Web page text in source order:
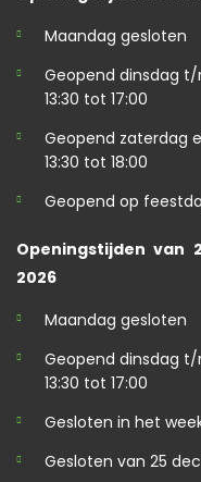
Maandag gesloten
Geopend dinsdag t/
13:30 tot 17:00
Geopend zaterdag
13:30 tot 18:00
Geopend op
Openingstijden van
2026
Maandag gesloten
Geopend dinsdag t/
13:30 tot 17:00
Gesloten in het
Gesloten van 25